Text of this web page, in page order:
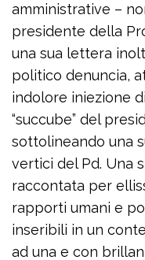
amministrative –
presidente della
una sua lettera
politico denuncia,
indolore iniezione
“succube” del
sottolineando una
vertici del Pd. Una
raccontata per
rapporti umani e
inseribili in un
ad una e con